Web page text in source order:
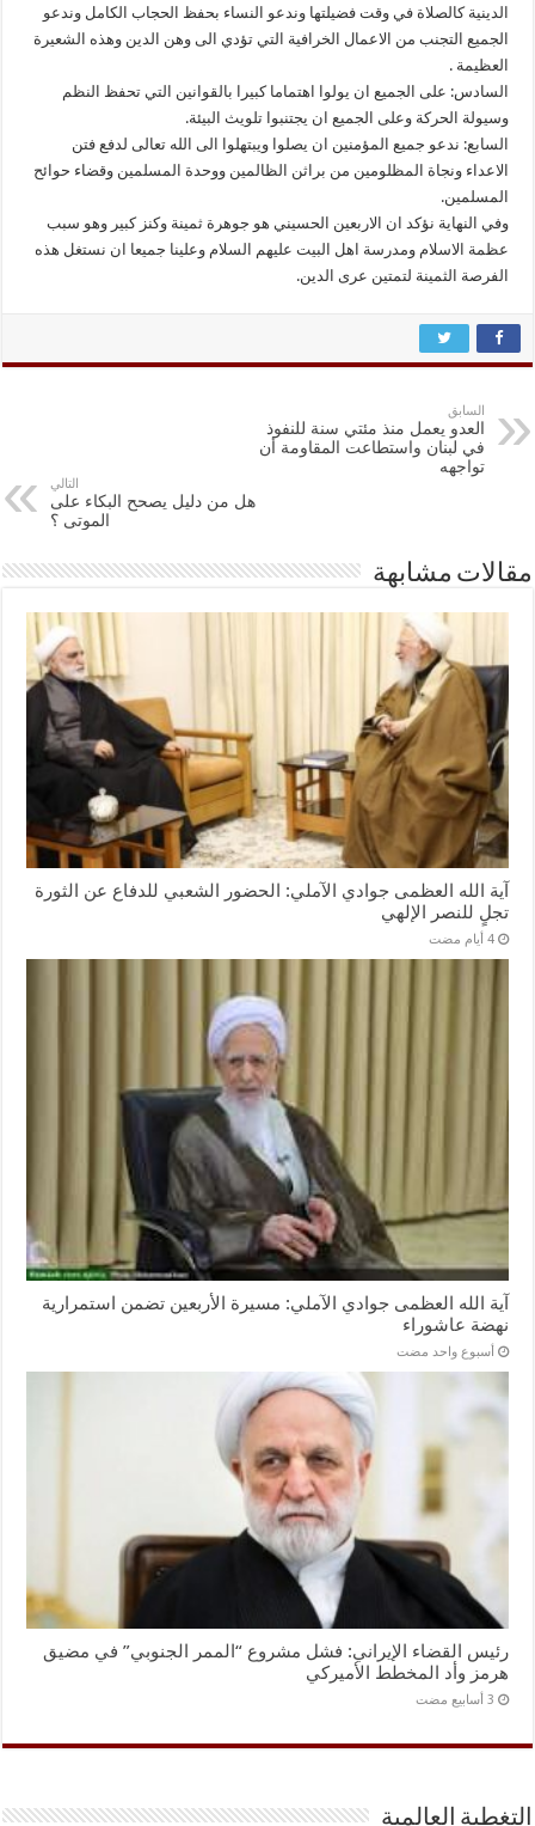
الدينية كالصلاة في وقت فضيلتها وندعو النساء بحفظ الحجاب الكامل وندعو
الجميع التجنب من الاعمال الخرافية التي تؤدي الى وهن الدين وهذه الشعيرة
العظيمة .
السادس: على الجميع ان يولوا اهتماما كبيرا بالقوانين التي تحفظ النظم
وسيولة الحركة وعلى الجميع ان يجتنبوا تلويث البيئة.
السابع: ندعو جميع المؤمنين ان يصلوا ويبتهلوا الى الله تعالى لدفع فتن
الاعداء ونجاة المظلومين من براثن الظالمين ووحدة المسلمين وقضاء حوائح
المسلمين.
وفي النهاية نؤكد ان الاربعين الحسيني هو جوهرة ثمينة وكنز كبير وهو سبب
عظمة الاسلام ومدرسة اهل البيت عليهم السلام وعلينا جميعا ان نستغل هذه
الفرصة الثمينة لتمتين عرى الدين.
السابق
العدو يعمل منذ مئتي سنة للنفوذ
في لبنان واستطاعت المقاومة أن
تواجهه
التالي
هل من دليل يصحح البكاء على
الموتى ؟
مقالات مشابهة
آية الله العظمى جوادي الآملي: الحضور الشعبي للدفاع عن الثورة
تجلٍ للنصر الإلهي
‏4 أيام مضت
آية الله العظمى جوادي الآملي: مسيرة الأربعين تضمن استمرارية
نهضة عاشوراء
‏أسبوع واحد مضت
رئيس القضاء الإيراني: فشل مشروع “الممر الجنوبي” في مضيق
هرمز وأد المخطط الأميركي
التغطية العالمية